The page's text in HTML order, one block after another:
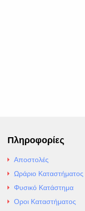
Πληροφορίες
Αποστολές
Ωράριο Καταστήματος
Φυσικό Κατάστημα
Οροι Καταστήματος